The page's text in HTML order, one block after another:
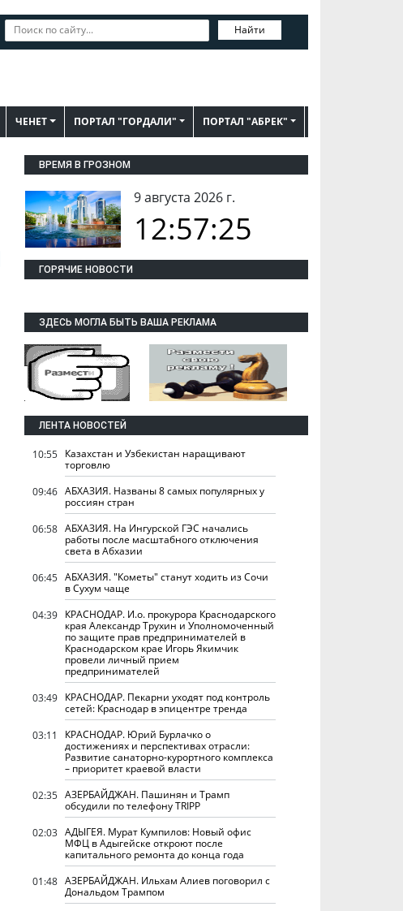
Найти
ЧЕНЕТ ПОРТАЛ "ГОРДАЛИ" ПОРТАЛ "АБРЕК"
ВРЕМЯ В ГРОЗНОМ
9 августа 2026 г.
12:57:26
ГОРЯЧИЕ НОВОСТИ
ЗДЕСЬ МОГЛА БЫТЬ ВАША РЕКЛАМА
ЛЕНТА НОВОСТЕЙ
10:55 Казахстан и Узбекистан наращивают
торговлю
09:46 АБХАЗИЯ. Названы 8 самых популярных у
россиян стран
06:58 АБХАЗИЯ. На Ингурской ГЭС начались
работы после масштабного отключения
света в Абхазии
06:45 АБХАЗИЯ. "Кометы" станут ходить из Сочи
в Сухум чаще
04:39 КРАСНОДАР. И.о. прокурора Краснодарского
края Александр Трухин и Уполномоченный
по защите прав предпринимателей в
Краснодарском крае Игорь Якимчик
провели личный прием
предпринимателей
03:49 КРАСНОДАР. Пекарни уходят под контроль
сетей: Краснодар в эпицентре тренда
03:11
КРАСНОДАР. Юрий Бурлачко о
достижениях и перспективах отрасли:
Развитие санаторно-курортного комплекса
– приоритет краевой власти
02:35 АЗЕРБАЙДЖАН. Пашинян и Трамп
обсудили по телефону TRIPP
02:03 АДЫГЕЯ. Мурат Кумпилов: Новый офис
МФЦ в Адыгейске откроют после
капитального ремонта до конца года
01:48 АЗЕРБАЙДЖАН. Ильхам Алиев поговорил с
Дональдом Трампом